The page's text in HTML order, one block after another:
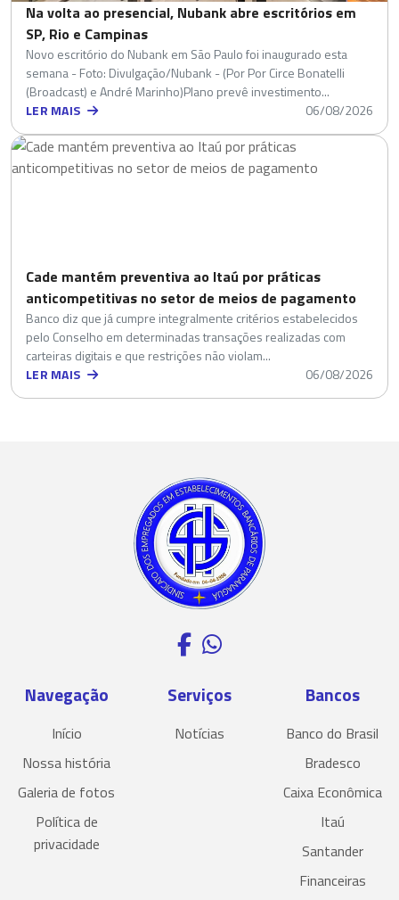
Na volta ao presencial, Nubank abre escritórios em
SP, Rio e Campinas
Novo escritório do Nubank em São Paulo foi inaugurado esta
semana - Foto: Divulgação/Nubank - (Por Por Circe Bonatelli
(Broadcast) e André Marinho)Plano prevê investimento...
LER MAIS
06/08/2026
Cade mantém preventiva ao Itaú por práticas
anticompetitivas no setor de meios de pagamento
Banco diz que já cumpre integralmente critérios estabelecidos
pelo Conselho em determinadas transações realizadas com
carteiras digitais e que restrições não violam...
LER MAIS
06/08/2026
Navegação
Início
Nossa história
Galeria de fotos
Política de
privacidade
Serviços
Notícias
Bancos
Banco do Brasil
Bradesco
Caixa Econômica
Itaú
Santander
Financeiras